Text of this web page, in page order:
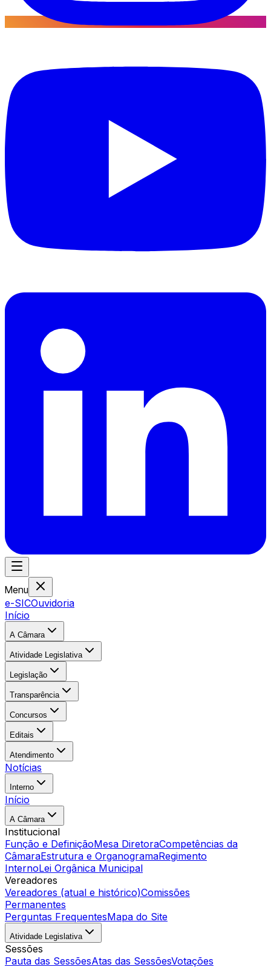
Menu
e-SICOuvidoria
Início
A Câmara
Atividade Legislativa
Legislação
Transparência
Concursos
Editais
Atendimento
Notícias
Interno
Início
A Câmara
Institucional
Função e DefiniçãoMesa DiretoraCompetências da
CâmaraEstrutura e OrganogramaRegimento
InternoLei Orgânica Municipal
Vereadores
Vereadores (atual e histórico)Comissões
Permanentes
Perguntas FrequentesMapa do Site
Atividade Legislativa
Sessões
Pauta das SessõesAtas das SessõesVotações